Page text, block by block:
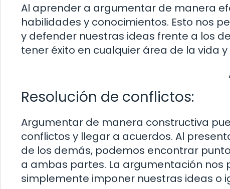
Al aprender a argumentar de manera
habilidades y conocimientos. Esto nos
y defender nuestras ideas frente a los
tener éxito en cualquier área de la vida
Resolución de conflictos:
Argumentar de manera constructiva
conflictos y llegar a acuerdos. Al
de los demás, podemos encontrar
a ambas partes. La argumentación
simplemente imponer nuestras ideas o